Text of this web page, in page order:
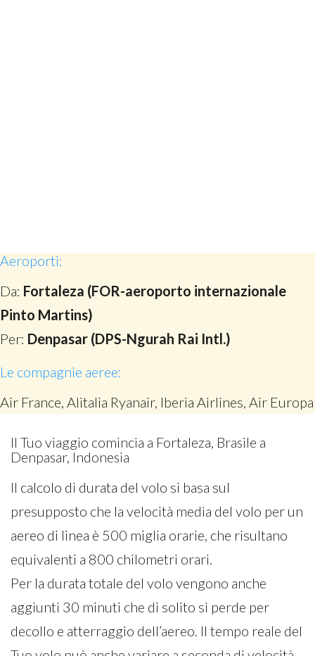
Aeroporti:
Da: Fortaleza (FOR-aeroporto internazionale
Pinto Martins)
Per: Denpasar (DPS-Ngurah Rai Intl.)
Le compagnie aeree:
Air France, Alitalia Ryanair, Iberia Airlines, Air Europa
Il Tuo viaggio comincia a Fortaleza, Brasile a
Denpasar, Indonesia
Il calcolo di durata del volo si basa sul
presupposto che la velocità media del volo per un
aereo di linea è 500 miglia orarie, che risultano
equivalenti a 800 chilometri orari.
Per la durata totale del volo vengono anche
aggiunti 30 minuti che di solito si perde per
decollo e atterraggio dell’aereo. Il tempo reale del